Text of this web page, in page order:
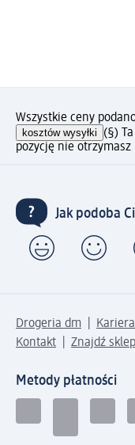
Wszystkie ceny
kosztów wysyłki (§)
pozycję nie otrzymasz
Jak podoba
Drogeria dm Kariera
Kontakt
Znajdź
Metody płatności